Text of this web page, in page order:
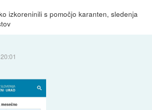
izkoreninili s pomočjo karanten, sledenja